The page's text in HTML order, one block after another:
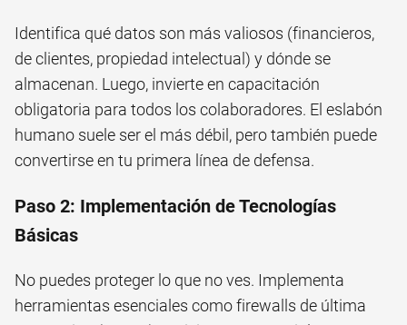
Identifica qué datos son más valiosos (financieros,
de clientes, propiedad intelectual) y dónde se
almacenan. Luego, invierte en capacitación
obligatoria para todos los colaboradores. El eslabón
humano suele ser el más débil, pero también puede
convertirse en tu primera línea de defensa.
Paso 2: Implementación de Tecnologías
Básicas
No puedes proteger lo que no ves. Implementa
herramientas esenciales como firewalls de última